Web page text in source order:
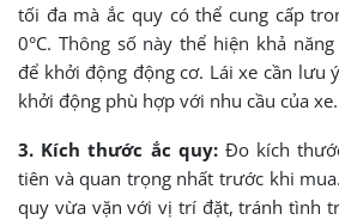
tối đa mà ắc quy có thể cung cấp
0°C. Thông số này thể hiện khả
để khởi động động cơ. Lái xe cần lưu
khởi động phù hợp với nhu cầu của xe.
3. Kích thước ắc quy: Đo kích
tiên và quan trọng nhất trước khi
quy vừa vặn với vị trí đặt, tránh tình